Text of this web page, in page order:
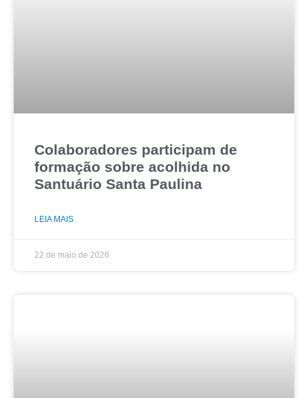
Colaboradores participam de
formação sobre acolhida no
Santuário Santa Paulina
LEIA MAIS
22 de maio de 2026